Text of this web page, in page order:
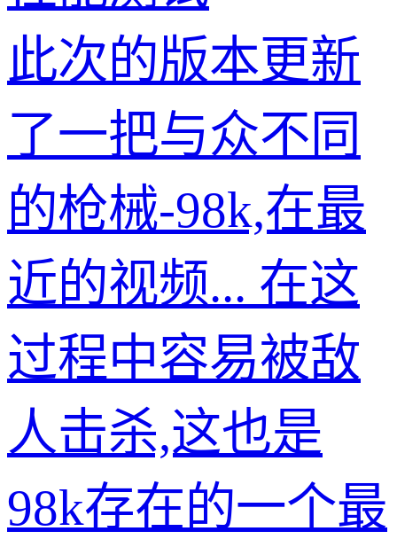
此次的版本更新
了一把与众不同
的枪械-98k,在最
近的视频... 在这
过程中容易被敌
人击杀,这也是
98k存在的一个最